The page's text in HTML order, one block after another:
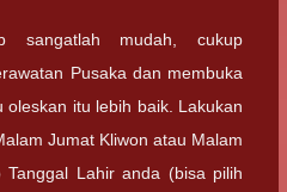
sangatlah mudah, cukup
Pusaka dan membuka
itu lebih baik. Lakukan
Jumat Kliwon atau Malam
Lahir anda (bisa pilih